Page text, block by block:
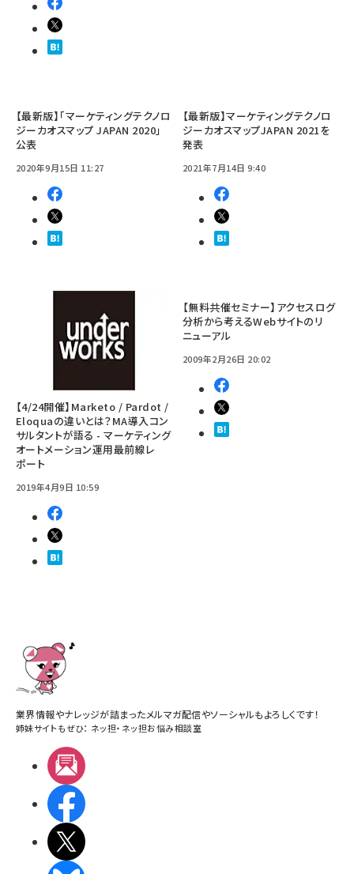
【最新版】「マーケティングテクノロ
ジーカオスマップ JAPAN 2020」
公表
2020年9月15日 11:27
【最新版】マーケティングテクノロ
ジーカオスマップJAPAN 2021を
発表
2021年7月14日 9:40
【4/24開催】Marketo / Pardot /
Eloquaの違いとは？MA導入コン
サルタントが語る - マーケティング
オートメーション運用最前線レ
ポート
2019年4月9日 10:59
【無料共催セミナー】アクセスログ
分析から考えるWebサイトのリ
ニューアル
2009年2月26日 20:02
業界情報やナレッジが詰まったメルマガ配信やソーシャルもよろしくです！
姉妹サイトもぜひ： ネッ担・ ネッ担お悩み相談室